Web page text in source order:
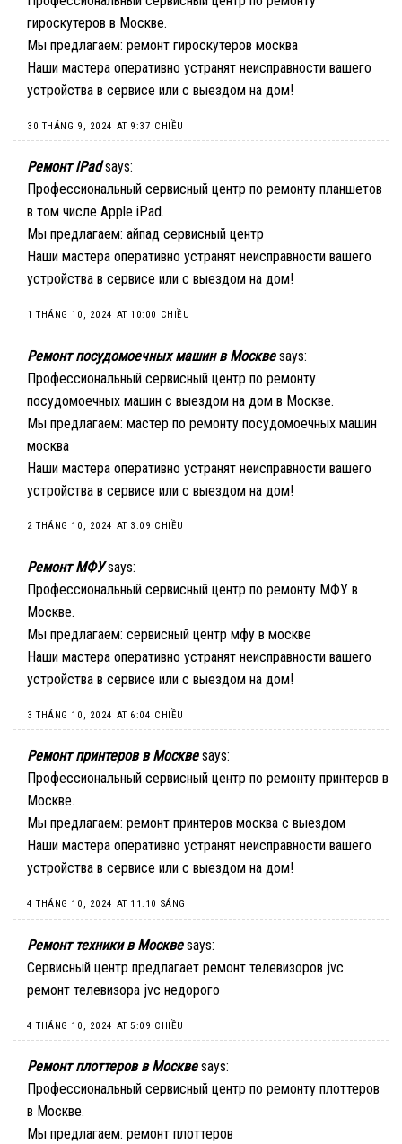
гироскутеров в Москве.
Мы предлагаем: ремонт гироскутеров москва
Наши мастера оперативно устранят неисправности вашего
устройства в сервисе или с выездом на дом!
30 THÁNG 9, 2024 AT 9:37 CHIỀU
Ремонт iPad says:
Профессиональный сервисный центр по ремонту планшетов
в том числе Apple iPad.
Мы предлагаем: айпад сервисный центр
Наши мастера оперативно устранят неисправности вашего
устройства в сервисе или с выездом на дом!
1 THÁNG 10, 2024 AT 10:00 CHIỀU
Ремонт посудомоечных машин в Москве says:
Профессиональный сервисный центр по ремонту
посудомоечных машин с выездом на дом в Москве.
Мы предлагаем: мастер по ремонту посудомоечных машин
москва
Наши мастера оперативно устранят неисправности вашего
устройства в сервисе или с выездом на дом!
2 THÁNG 10, 2024 AT 3:09 CHIỀU
Ремонт МФУ says:
Профессиональный сервисный центр по ремонту МФУ в
Москве.
Мы предлагаем: сервисный центр мфу в москве
Наши мастера оперативно устранят неисправности вашего
устройства в сервисе или с выездом на дом!
3 THÁNG 10, 2024 AT 6:04 CHIỀU
Ремонт принтеров в Москве says:
Профессиональный сервисный центр по ремонту принтеров в
Москве.
Мы предлагаем: ремонт принтеров москва с выездом
Наши мастера оперативно устранят неисправности вашего
устройства в сервисе или с выездом на дом!
4 THÁNG 10, 2024 AT 11:10 SÁNG
Ремонт техники в Москве says:
Сервисный центр предлагает ремонт телевизоров jvc
ремонт телевизора jvc недорого
4 THÁNG 10, 2024 AT 5:09 CHIỀU
Ремонт плоттеров в Москве says:
Профессиональный сервисный центр по ремонту плоттеров
в Москве.
Мы предлагаем: ремонт плоттеров